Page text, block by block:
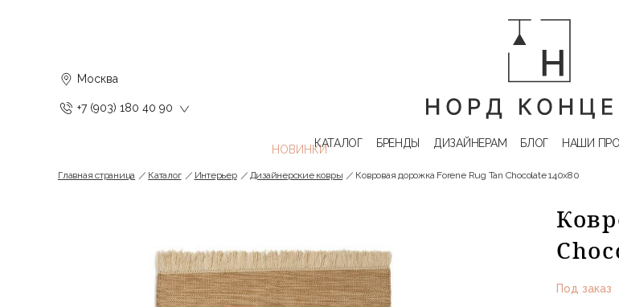
Москва
+7 (903) 180 40 90
КАТАЛОГ БРЕНДЫ ДИЗАЙНЕРАМ БЛОГ НАШИ
Главная страница Каталог Интерьер Дизайнерские ковры Ковровая дорожка Forene Rug Tan Chocolate 140x80
Под заказ